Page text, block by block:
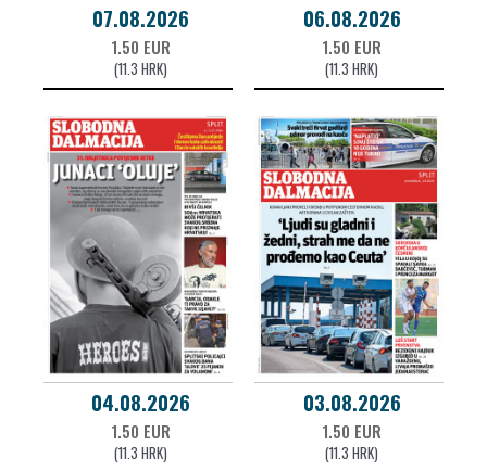
07.08.2026
1.50 EUR
(11.3 HRK)
06.08.2026
1.50 EUR
(11.3 HRK)
04.08.2026
1.50 EUR
(11.3 HRK)
03.08.2026
1.50 EUR
(11.3 HRK)